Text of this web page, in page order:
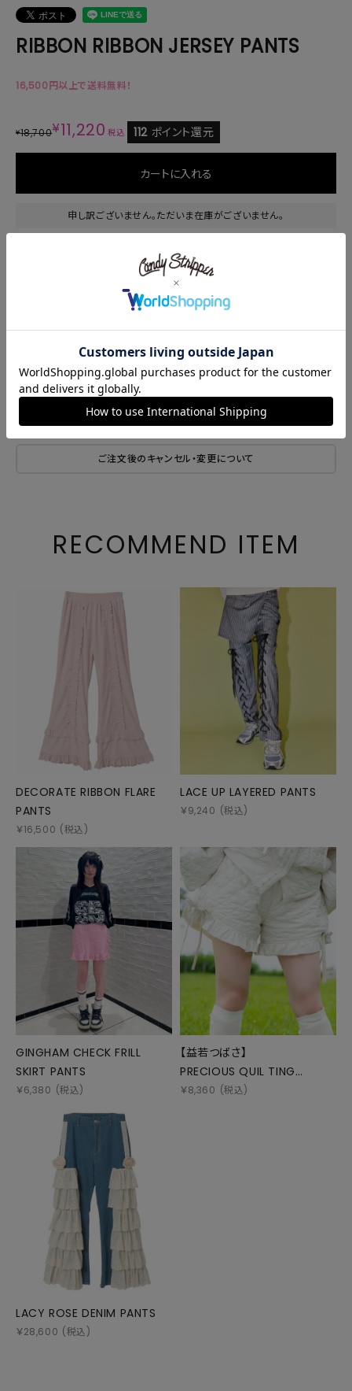
RIBBON RIBBON JERSEY PANTS
16,500円以上で送料無料！
¥18,700¥11,220 税込 112 ポイント還元
カートに入れる
申し訳ございません。ただいま在庫がございません。
商品説明
サイズ・素材
商品番号 1249707
ご注文後のキャンセル・変更について
RECOMMEND ITEM
DECORATE RIBBON FLARE
PANTS
￥16,500 (税込)
LACE UP LAYERED PANTS
￥9,240 (税込)
GINGHAM CHECK FRILL
SKIRT PANTS
￥6,380 (税込)
【益若つばさ】
PRECIOUS QUIL TING
SHORTS
￥8,360 (税込)
LACY ROSE DENIM PANTS
￥28,600 (税込)